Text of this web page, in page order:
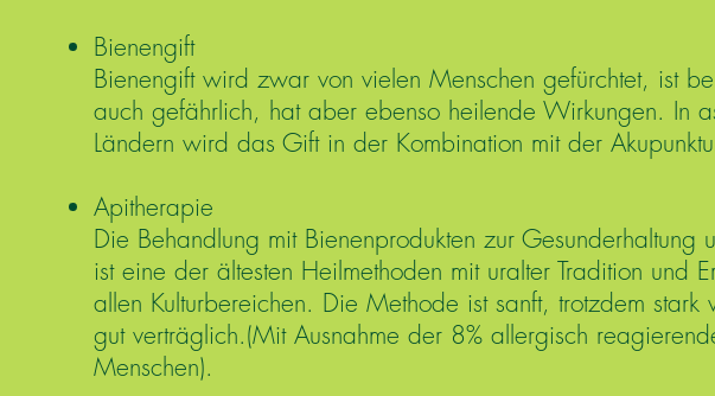
Bienengift
Bienengift wird zwar von vielen Menschen gefürchtet, ist
auch gefährlich, hat aber ebenso heilende Wirkungen. In
Ländern wird das Gift in der Kombination mit der
Apitherapie
Die Behandlung mit Bienenprodukten zur Gesunderhaltung
ist eine der ältesten Heilmethoden mit uralter Tradition und
allen Kulturbereichen. Die Methode ist sanft, trotzdem stark
gut verträglich.(Mit Ausnahme der 8% allergisch
Menschen).